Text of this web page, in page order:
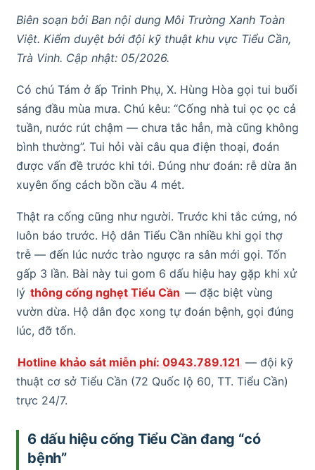
Biên soạn bởi Ban nội dung Môi Trường Xanh Toàn
Việt. Kiểm duyệt bởi đội kỹ thuật khu vực Tiểu Cần,
Trà Vinh. Cập nhật: 05/2026.
Có chú Tám ở ấp Trinh Phụ, X. Hùng Hòa gọi tui buổi
sáng đầu mùa mưa. Chú kêu: “Cống nhà tui ọc ọc cả
tuần, nước rút chậm — chưa tắc hẳn, mà cũng không
bình thường”. Tui hỏi vài câu qua điện thoại, đoán
được vấn đề trước khi tới. Đúng như đoán: rễ dừa ăn
xuyên ống cách bồn cầu 4 mét.
Thật ra cống cũng như người. Trước khi tắc cứng, nó
luôn báo trước. Hộ dân Tiểu Cần nhiều khi gọi thợ
trễ — đến lúc nước trào ngược ra sân mới gọi. Tốn
gấp 3 lần. Bài này tui gom 6 dấu hiệu hay gặp khi xử
lý thông cống nghẹt Tiểu Cần — đặc biệt vùng
vườn dừa. Hộ dân đọc xong tự đoán bệnh, gọi đúng
lúc, đỡ tốn.
Hotline khảo sát miễn phí: 0943.789.121 — đội kỹ
thuật cơ sở Tiểu Cần (72 Quốc lộ 60, TT. Tiểu Cần)
trực 24/7.
6 dấu hiệu cống Tiểu Cần đang “có
bệnh”